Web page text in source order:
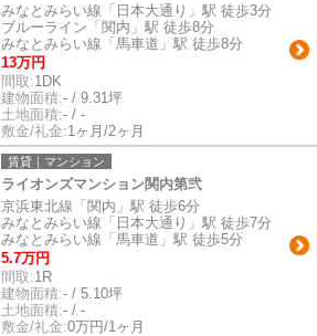
みなとみらい線「日本大通り」駅 徒歩3分
ブルーライン「関内」駅 徒歩8分
みなとみらい線「馬車道」駅 徒歩8分
13万円
間取:1DK
建物面積:- / 9.31坪
土地面積:- / -
敷金/礼金:1ヶ月/2ヶ月
賃貸｜マンション
ライオンズマンション関内第弐
京浜東北線「関内」駅 徒歩6分
みなとみらい線「日本大通り」駅 徒歩7分
みなとみらい線「馬車道」駅 徒歩5分
5.7万円
間取:1R
建物面積:- / 5.10坪
土地面積:- / -
敷金/礼金:0万円/1ヶ月